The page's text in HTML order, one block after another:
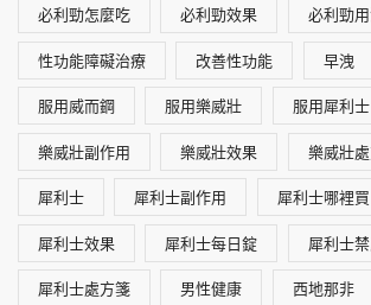
必利勁怎麼吃 必利勁效果 必利勁
性功能障礙治療 改善性功能 早洩
服用威而鋼 服用樂威壯 服用犀利士
樂威壯副作用 樂威壯效果 樂威壯
犀利士 犀利士副作用 犀利士哪裡買
犀利士效果 犀利士每日錠 犀利士
犀利士處方箋 男性健康 西地那非